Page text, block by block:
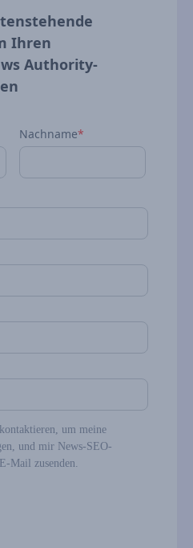
Ihren
Authority-
Nachname*
um meine
und mir News‑SEO-
zusenden.